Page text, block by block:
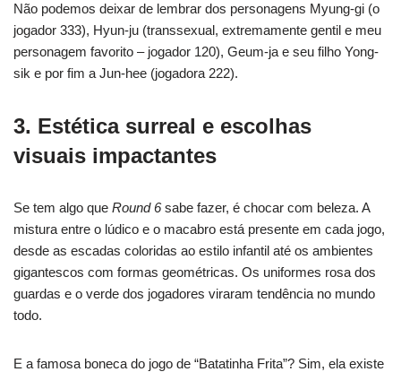
Não podemos deixar de lembrar dos personagens Myung-gi (o
jogador 333), Hyun-ju (transsexual, extremamente gentil e meu
personagem favorito – jogador 120), Geum-ja e seu filho Yong-
sik e por fim a Jun-hee (jogadora 222).
3. Estética surreal e escolhas
visuais impactantes
Se tem algo que Round 6sabe fazer, é chocar com beleza. A
mistura entre o lúdico e o macabro está presente em cada jogo,
desde as escadas coloridas ao estilo infantil até os ambientes
gigantescos com formas geométricas. Os uniformes rosa dos
guardas e o verde dos jogadores viraram tendência no mundo
todo.
E a famosa boneca do jogo de “Batatinha Frita”? Sim, ela existe